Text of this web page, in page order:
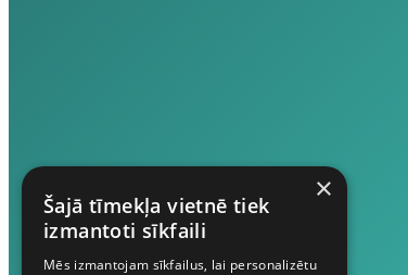
×
Šajā tīmekļa vietnē tiek
izmantoti sīkfaili
Mēs izmantojam sīkfailus, lai personalizētu